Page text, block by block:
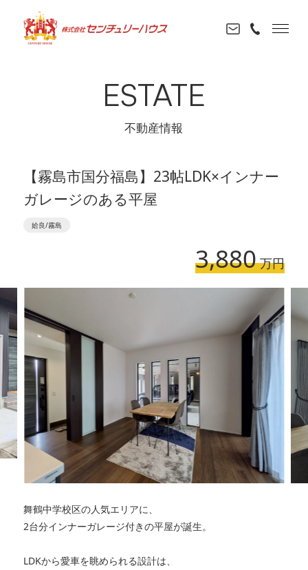
ESTATE
不動産情報
【霧島市国分福島】23帖LDK×インナー
ガレージのある平屋
姶良/霧島
3,880 万円
舞鶴中学校区の人気エリアに、
2台分インナーガレージ付きの平屋が誕生。
LDKから愛車を眺められる設計は、